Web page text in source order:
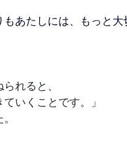
もあたしには、もっと
られると、
ていくことです。」